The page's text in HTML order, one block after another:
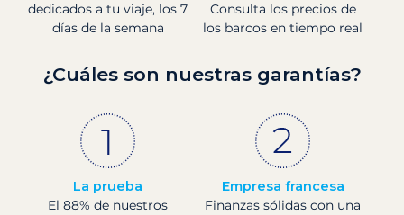
dedicados a tu viaje, los 7
días de la semana
Consulta los precios de
los barcos en tiempo real
¿Cuáles son nuestras garantías?
La prueba
El 88% de nuestros
Empresa francesa
Finanzas sólidas con una